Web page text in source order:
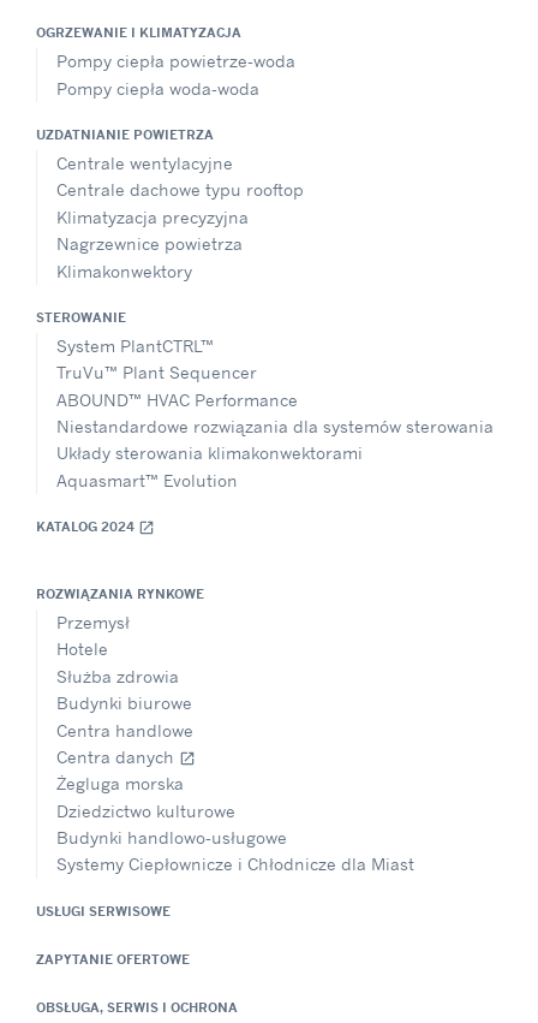
OGRZEWANIE I KLIMATYZACJA
Pompy ciepła powietrze-woda
Pompy ciepła woda-woda
UZDATNIANIE POWIETRZA
Centrale wentylacyjne
Centrale dachowe typu rooftop
Klimatyzacja precyzyjna
Nagrzewnice powietrza
Klimakonwektory
STEROWANIE
System PlantCTRL™
TruVu™ Plant Sequencer
ABOUND™ HVAC Performance
Niestandardowe rozwiązania dla systemów sterowania
Układy sterowania klimakonwektorami
Aquasmart™ Evolution
KATALOG 2024 open_in_new
ROZWIĄZANIA RYNKOWE
Przemysł
Hotele
Służba zdrowia
Budynki biurowe
Centra handlowe
Centra danych open_in_new
Żegluga morska
Dziedzictwo kulturowe
Budynki handlowo-usługowe
Systemy Ciepłownicze i Chłodnicze dla Miast
USŁUGI SERWISOWE
ZAPYTANIE OFERTOWE
OBSŁUGA, SERWIS I OCHRONA